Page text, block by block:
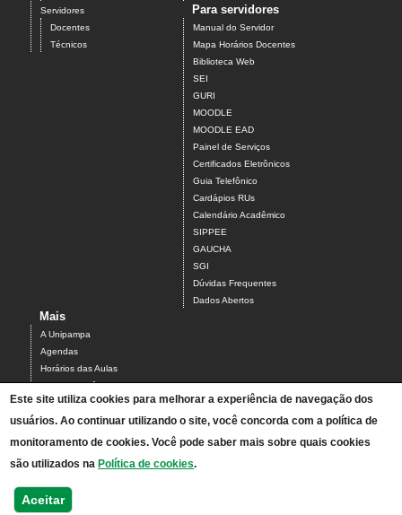
Servidores
Docentes
Técnicos
Para servidores
Manual do Servidor
Mapa Horários Docentes
Biblioteca Web
SEI
GURI
MOODLE
MOODLE EAD
Painel de Serviços
Certificados Eletrônicos
Guia Telefônico
Cardápios RUs
Calendário Acadêmico
SIPPEE
GAUCHA
SGI
Dúvidas Frequentes
Dados Abertos
Mais
A Unipampa
Agendas
Horários das Aulas
Centro Acadêmico do Campus Alegrete
Estrutura Organizacional
PDI 2019-2023
Orientações de segurança
Acesso ao Antigo Portal
Relatórios de Gestão e Planejamento
Bolsistas - processos seletivos
Este site utiliza cookies para melhorar a experiência de navegação dos
usuários. Ao continuar utilizando o site, você concorda com a política de
monitoramento de cookies. Você pode saber mais sobre quais cookies
são utilizados na Política de cookies.
Aceitar